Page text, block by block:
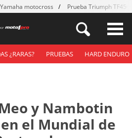
motocross Prueba Triumph
¿RARAS? PRUEBAS HARD ENDURO
y Nambotin
el Mundial de